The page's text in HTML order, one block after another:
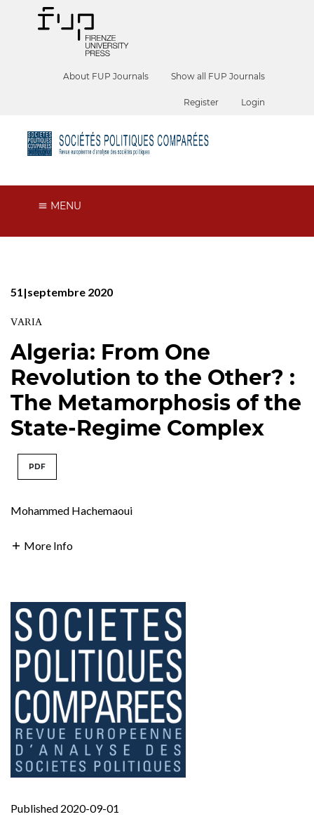
About FUP Journals Show all FUP Journals
Register Login
MENU
51|septembre 2020
VARIA
Algeria: From One
Revolution to the Other? :
The Metamorphosis of the
State-Regime Complex
PDF
Mohammed Hachemaoui
More Info
Published 2020-09-01